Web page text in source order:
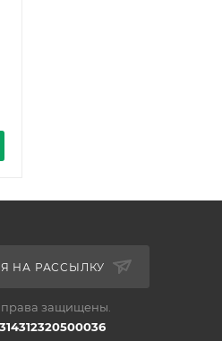
НА РАССЫЛКУ
защищены.